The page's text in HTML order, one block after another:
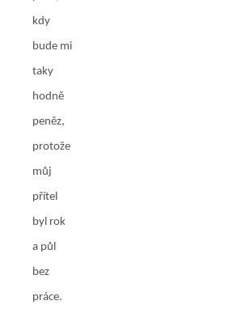
kdy
bude mi
taky
hodně
peněz,
protože
můj
přítel
byl rok
a půl
bez
práce.